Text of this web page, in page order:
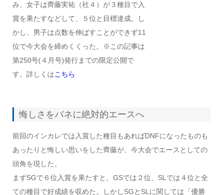
み、女子は齊藤実祐（社４）が３種目で入
賞を果たすなどして、５位と目標達成。し
かし、男子は点数を伸ばすことができず11
位で今大会を締めくくった。※この記事は
第250号(４月号)発行までの限定公開で
す。詳しくはこちら
悔しさをバネに絶対的エースへ
前回のインカレでは入賞した種目もあればDNFになったものも
あったりと悔しい思いをした齊藤が、今大会でエースとしての
頭角を現した。
まずSGで６位入賞を果たすと、GSでは２位、SLでは４位と全
ての種目で好成績を収めた。しかしSGとSLに関しては「優勝